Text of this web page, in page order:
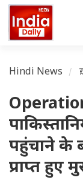
Hindi News
पहुंचाने के
प्राप्त हुए